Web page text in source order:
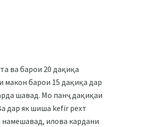
ва барои 20 дақиқа
макон барои 15 дақиқа дар
шавад. Мо панҷ дақиқаи
дар як шиша kefir рехт
илова кардани